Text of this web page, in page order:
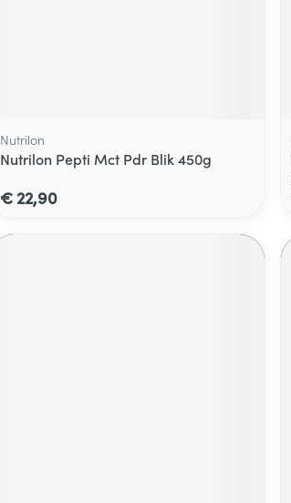
Nutrilon
Nutrilon Pepti Mct Pdr Blik 450g
€ 22,90